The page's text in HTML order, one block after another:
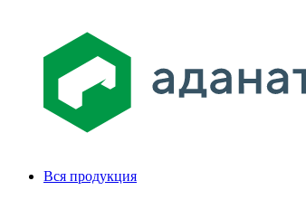
Вся продукция